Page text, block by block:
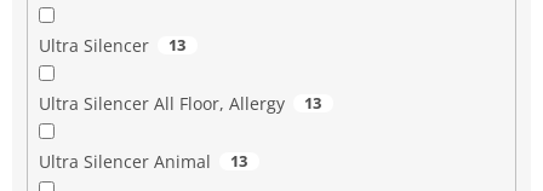
Ultra Silencer 13
Ultra Silencer All Floor, Allergy 13
Ultra Silencer Animal 13